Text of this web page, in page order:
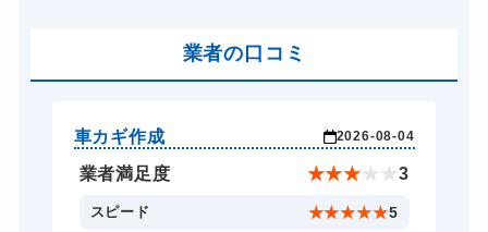
バイクカギ開け
スーツケースカギ開け 8,800円～(税込)
スーツケースカギ作成 8,800円～(税込)
金庫カギ開け 14,300円～(税込)
業者の口コミ
車カギ作成 2026-08-04
業者満足度 ★★★ ★ ★3
スピード ★★★★★5